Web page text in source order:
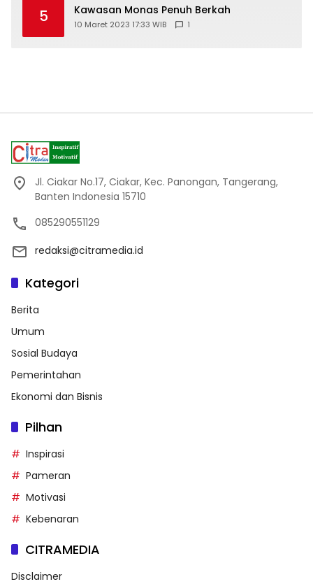
5 Kawasan Monas Penuh Berkah
10 Maret 2023 17:33 WIB 1
Jl. Ciakar No.17, Ciakar, Kec. Panongan, Tangerang,
Banten Indonesia 15710
085290551129
redaksi@citramedia.id
Kategori
Berita
Umum
Sosial Budaya
Pemerintahan
Ekonomi dan Bisnis
Pilhan
Inspirasi
Pameran
Motivasi
Kebenaran
CITRAMEDIA
Disclaimer